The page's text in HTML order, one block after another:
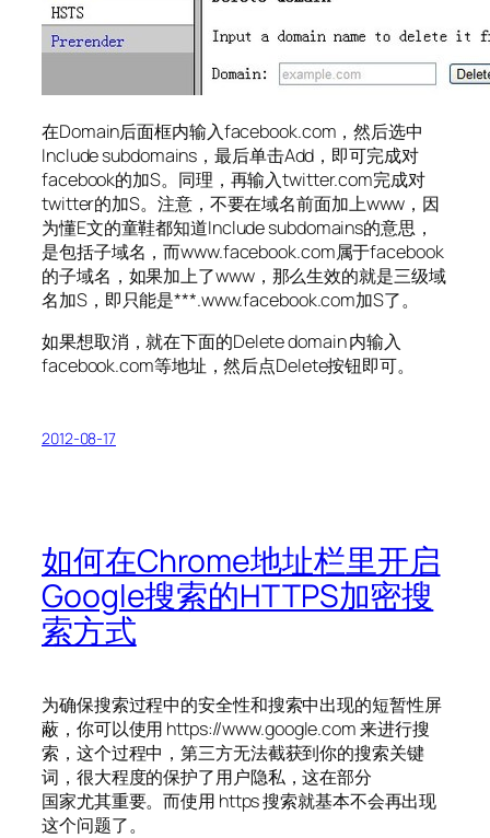
在Domain后面框内输入facebook.com，然后选中
Include subdomains，最后单击Add，即可完成对
facebook的加S。同理，再输入twitter.com完成对
twitter的加S。注意，不要在域名前面加上www，因
为懂E文的童鞋都知道Include subdomains的意思，
是包括子域名，而www.facebook.com属于facebook
的子域名，如果加上了www，那么生效的就是三级域
名加S，即只能是***.www.facebook.com加S了。
如果想取消，就在下面的Delete domain 内输入
facebook.com等地址，然后点Delete按钮即可。
2012-08-17
如何在Chrome地址栏里开启
Google搜索的HTTPS加密搜
索方式
为确保搜索过程中的安全性和搜索中出现的短暂性屏
蔽，你可以使用 https://www.google.com 来进行搜
索，这个过程中，第三方无法截获到你的搜索关键
词，很大程度的保护了用户隐私，这在部分
国家尤其重要。而使用 https 搜索就基本不会再出现
这个问题了。